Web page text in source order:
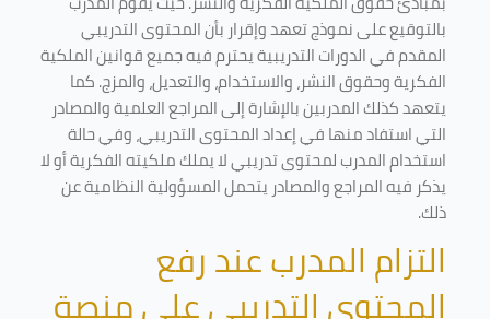
بالتوقيع على نموذج تعهد وإقرار بأن المحتوى التدريبي
المقدم في الدورات التدريبية يحترم فيه جميع قوانين الملكية
الفكرية وحقوق النشر، والاستخدام، والتعديل، والمزج. كما
يتعهد كذلك المدربين بالإشارة إلى المراجع العلمية والمصادر
التي استفاد منها في إعداد المحتوى التدريبي، وفي حالة
استخدام المدرب لمحتوى تدريبي لا يملك ملكيته الفكرية أو لا
يذكر فيه المراجع والمصادر يتحمل المسؤولية النظامية عن
ذلك.
التزام المدرب عند رفع
المحتوى التدريبي على منصة